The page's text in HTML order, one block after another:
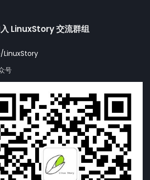
LinuxStory 交流群组
号